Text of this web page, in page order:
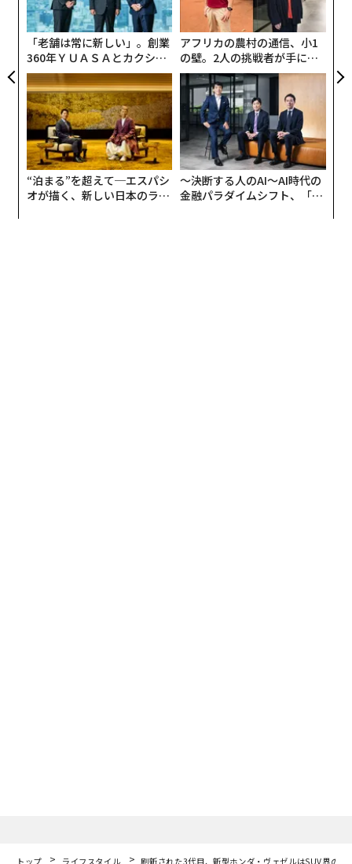
「老舗は常に新しい」。創業
360年ＹＵＡＳＡとカクシン
CEO田尻望が語る、AIを超え
る人の価値
アフリカの農村の通信、小1
の壁。2人の挑戦者が手にし
た「次なる武器」
“泊まる”を超えて─エスパシ
オが描く、新しい日本のラグ
〜決断する人のAI〜AI時代の
金融パラダイムシフト、「超
トップ ライフスタイル 刷新された3代目、新型ホンダ・ヴェゼルはSUV界の王